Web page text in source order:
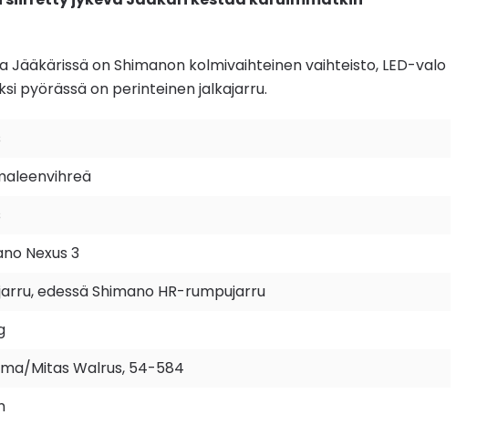
on Shimanon kolmivaihteinen vaihteisto, LED-valo
pyörässä on perinteinen jalkajarru.
Nexus 3
edessä Shimano HR-rumpujarru
Mitas Walrus, 54-584